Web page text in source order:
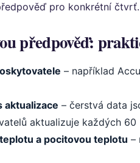
pro konkrétní čtvrť.
předpověď:
– například
aktualizace – čerstvá data
aktualizuje každých 60
a pocitovou teplotu –